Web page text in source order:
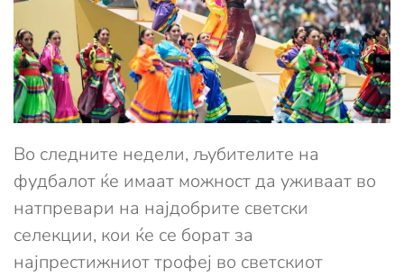
Во следните недели, љубителите на
фудбалот ќе имаат можност да уживаат во
натпревари на најдобрите светски
селекции, кои ќе се борат за
најпрестижниот трофеј во светскиот